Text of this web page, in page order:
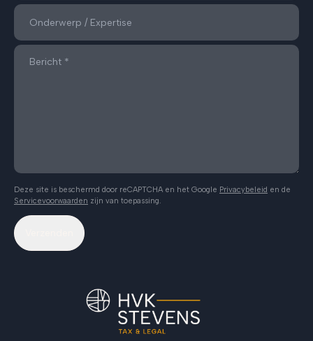
Deze site is beschermd door reCAPTCHA en het Google Privacybeleid en de
Servicevoorwaarden zijn van toepassing.